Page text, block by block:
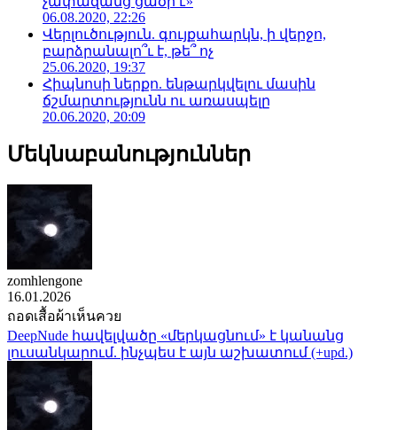
06.08.2020, 22:26
Վերլուծություն. գույքահարկն, ի վերջո,
բարձրանալո՞ւ է, թե՞ ոչ
25.06.2020, 19:37
Հիպնոսի ներքո. ենթարկվելու մասին
ճշմարտությունն ու առասպելը
20.06.2020, 20:09
Մեկնաբանություններ
zomhlengone
16.01.2026
ถอดเสื้อผ้าเห็นควย
DeepNude հավելվածը «մերկացնում» է կանանց
լուսանկարում. ինչպես է այն աշխատում (+upd.)